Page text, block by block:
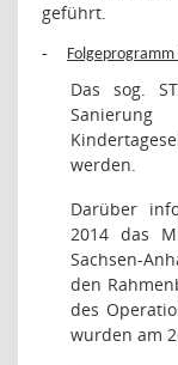
geführt.
- Folgeprogramm
Das sog.
werden.
Darüber
2014 das
Sachsen-
den
des
wurden am